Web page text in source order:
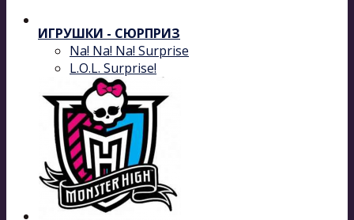
ИГРУШКИ - СЮРПРИЗ
Na! Na! Na! Surprise
L.O.L. Surprise!